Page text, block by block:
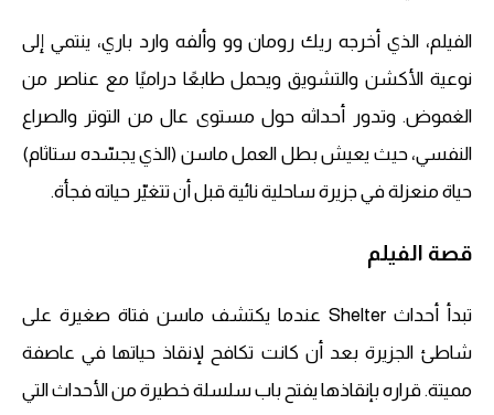
الفيلم، الذي أخرجه ريك رومان وو وألفه وارد باري، ينتمي إلى
نوعية الأكشن والتشويق ويحمل طابعًا دراميًا مع عناصر من
الغموض. وتدور أحداثه حول مستوى عال من التوتر والصراع
النفسي، حيث يعيش بطل العمل ماسن (الذي يجسّده ستاثام)
حياة منعزلة في جزيرة ساحلية نائية قبل أن تتغيّر حياته فجأة.
قصة الفيلم
تبدأ أحداث Shelter عندما يكتشف ماسن فتاة صغيرة على
شاطئ الجزيرة بعد أن كانت تكافح لإنقاذ حياتها في عاصفة
مميتة. قراره بإنقاذها يفتح باب سلسلة خطيرة من الأحداث التي